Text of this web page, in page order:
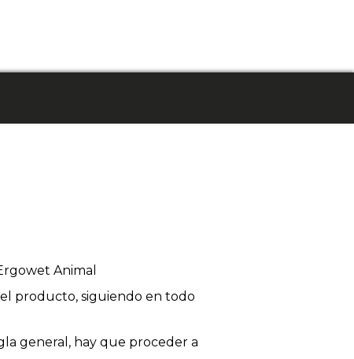
Animal
producto, siguiendo en todo
general, hay que proceder a